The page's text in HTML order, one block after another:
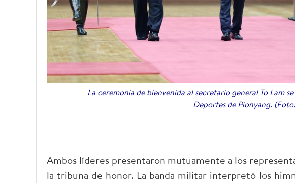
La ceremonia de bienvenida al secretario general To Lam
Deportes de Pionyang.
Ambos líderes presentaron mutuamente a los
la tribuna de honor. La banda militar interpretó los